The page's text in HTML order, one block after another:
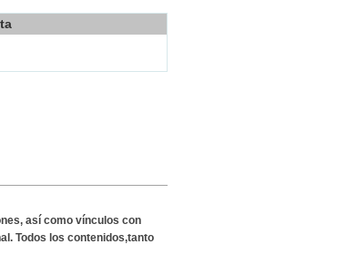
así como vínculos con
Todos los contenidos,tanto